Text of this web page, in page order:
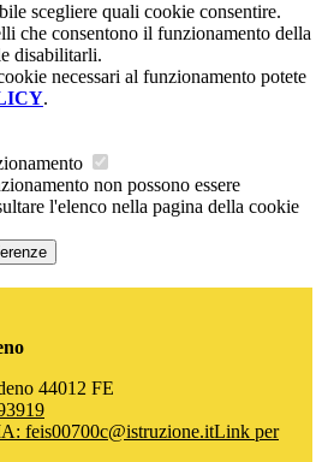
scegliere quali cookie consentire.
che consentono il funzionamento della
disabilitarli.
necessari al funzionamento potete
.
non possono essere
l'elenco nella pagina della cookie
44012 FE
feis00700c@istruzione.itLink per